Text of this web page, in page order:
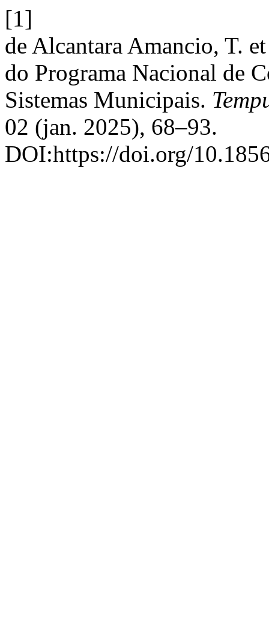
[1]
de Alcantara Amancio, T.
do Programa Nacional de
Sistemas Municipais.
02 (jan. 2025), 68–93.
DOI:https://doi.org/